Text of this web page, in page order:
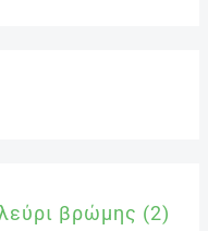
βρώμης (2)